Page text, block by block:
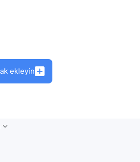
ekleyin